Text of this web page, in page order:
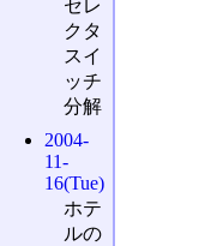
セレ
クタ
スイ
ッチ
分解
2004-
11-
16(Tue)
ホテ
ルの